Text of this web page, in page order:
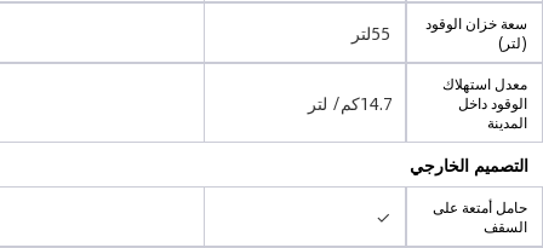
سعة خزان الوقود
(لتر)
55لتر
معدل استهلاك
الوقود داخل
المدينة
14.7كم/ لتر
التصميم الخارجي
حامل أمتعة على
السقف
✓